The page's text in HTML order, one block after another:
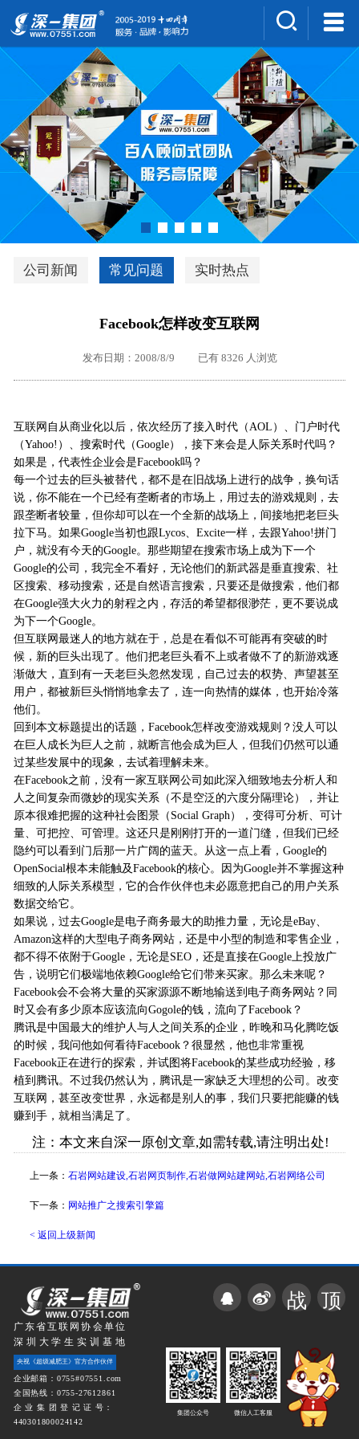
集团介绍
人才招聘
案例展示
新闻中心
深一风采
联系我们
深优通系统V3.0
深一集团优势
外地客户专栏
工单提交
公司新闻 常见问题 实时热点
Facebook怎样改变互联网
发布日期：2008/8/9 已有 8326 人浏览
互联网自从商业化以后，依次经历了接入时代（AOL）、门户时代
（Yahoo!）、搜索时代（Google），接下来会是人际关系时代吗？
如果是，代表性企业会是Facebook吗？
每一个过去的巨头被替代，都不是在旧战场上进行的战争，换句话
说，你不能在一个已经有垄断者的市场上，用过去的游戏规则，去
跟垄断者较量，但你却可以在一个全新的战场上，间接地把老巨头
拉下马。如果Google当初也跟Lycos、Excite一样，去跟Yahoo!拼门
户，就没有今天的Google。那些期望在搜索市场上成为下一个
Google的公司，我完全不看好，无论他们的新武器是垂直搜索、社
区搜索、移动搜索，还是自然语言搜索，只要还是做搜索，他们都
在Google强大火力的射程之内，存活的希望都很渺茫，更不要说成
为下一个Google。
但互联网最迷人的地方就在于，总是在看似不可能再有突破的时
候，新的巨头出现了。他们把老巨头看不上或者做不了的新游戏逐
渐做大，直到有一天老巨头忽然发现，自己过去的权势、声望甚至
用户，都被新巨头悄悄地拿去了，连一向热情的媒体，也开始冷落
他们。
回到本文标题提出的话题，Facebook怎样改变游戏规则？没人可以
在巨人成长为巨人之前，就断言他会成为巨人，但我们仍然可以通
过某些发展中的现象，去试着理解未来。
在Facebook之前，没有一家互联网公司如此深入细致地去分析人和
人之间复杂而微妙的现实关系（不是空泛的六度分隔理论），并让
原本很难把握的这种社会图景（Social Graph），变得可分析、可计
量、可把控、可管理。这还只是刚刚打开的一道门缝，但我们已经
隐约可以看到门后那一片广阔的蓝天。从这一点上看，Google的
OpenSocial根本未能触及Facebook的核心。因为Google并不掌握这种
细致的人际关系模型，它的合作伙伴也未必愿意把自己的用户关系
数据交给它。
如果说，过去Google是电子商务最大的助推力量，无论是eBay、
Amazon这样的大型电子商务网站，还是中小型的制造和零售企业，
都不得不依附于Google，无论是SEO，还是直接在Google上投放广
告，说明它们极端地依赖Google给它们带来买家。那么未来呢？
Facebook会不会将大量的买家源源不断地输送到电子商务网站？同
时又会有多少原本应该流向Gogole的钱，流向了Facebook？
腾讯是中国最大的维护人与人之间关系的企业，昨晚和马化腾吃饭
的时候，我问他如何看待Facebook？很显然，他也非常重视
Facebook正在进行的探索，并试图将Facebook的某些成功经验，移
植到腾讯。不过我仍然认为，腾讯是一家缺乏大理想的公司。改变
互联网，甚至改变世界，永远都是别人的事，我们只要把能赚的钱
赚到手，就相当满足了。
注：本文来自深一原创文章,如需转载,请注明出处!
上一条： 石岩网站建设,石岩网页制作,石岩做网站建网站,石岩网络公司
下一条： 网站推广之搜索引擎篇
< 返回上级新闻
广东省互联网协会单位
深圳大学生实训基地
央视《超级减肥王》官方合作伙伴
企业邮箱：0755#07551.com
全国热线：0755-27612861
企 业 集 团 登 记 证 号：
440301800024142
战 顶
集团公众号 微信人工客服